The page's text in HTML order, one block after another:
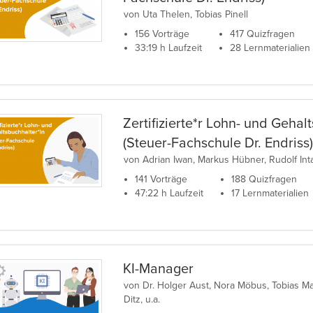
von Uta Thelen, Tobias Pinell
156 Vorträge
33:19 h Laufzeit
417 Quizfragen
28 Lernmaterialien
Zertifizierte*r Lohn- und
(Steuer-Fachschule Dr. Endriss)
von Adrian Iwan, Markus Hübner, Rudolf
141 Vorträge
47:22 h Laufzeit
188 Quizfragen
17 Lernmaterialien
KI-Manager
von Dr. Holger Aust, Nora Möbus, Tobias
Ditz, u.a.